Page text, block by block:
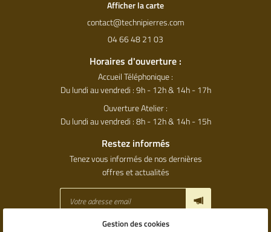
Afficher la carte
04 66 48 21 03
Horaires d'ouverture :
Accueil Téléphonique :
Du lundi au vendredi : 9h - 12h & 14h - 17h
Ouverture Atelier :
Du lundi au vendredi : 8h - 12h & 14h - 15h
Restez informés
Tenez vous informés de nos dernières
offres et actualités
Gestion des cookies